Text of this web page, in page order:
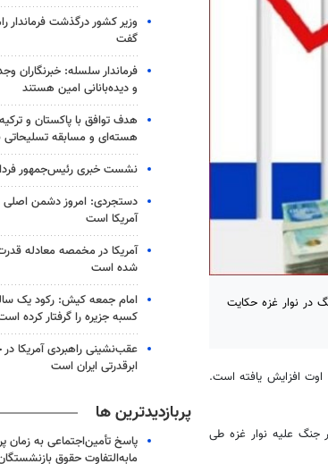
در نوار غزه حکایت
افزایش یافته است.
جنگ علیه نوار غزه طی
وزیر کشور درگذشت فرماندار
گفت
فرماندار سلسله: خبرنگاران
و دیده‌بانانی امین هستند
هدف توافق با پاکستان و
هسته‌ای و مسابقه
نشست خبری رئیس‌جمهور فردا
دستجردی: امروز دشمن اصلی
آمریکا است
آمریکا در مخمصه معادله قدرت
شده است
امام جمعه کیش: رکود یک
کسبه جزیره را گرفتار کرده
عقب‌نشینی راهبردی آمریکا
ابرقدرتی ایران است
پربازدیدترین ها
پاسخ تأمین‌اجتماعی به زمان
مابه‌التفاوت حقوق